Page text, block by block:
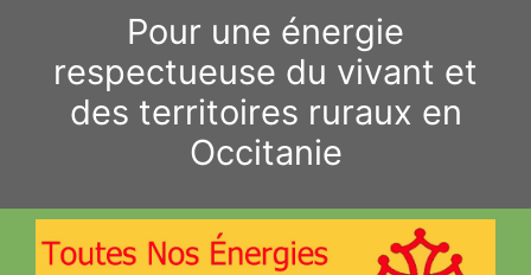
contenu
Pour une énergie
respectueuse du vivant et
des territoires ruraux en
Occitanie